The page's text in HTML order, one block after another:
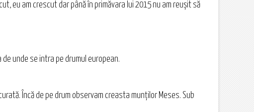
eu am crescut dar până în primăvara lui 2015 nu am reuşit să
unde se intra pe drumul european.
Încă de pe drum observam creasta munţilor Meses. Sub